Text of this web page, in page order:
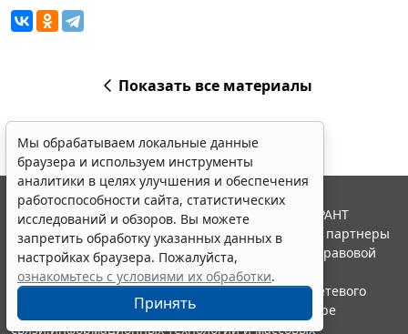
Показать все материалы
Мы обрабатываем локальные данные
браузера и используем инструменты
аналитики в целях улучшения и обеспечения
работоспособности сайта, статистических
исследований и обзоров. Вы можете
запретить обработку указанных данных в
настройках браузера. Пожалуйста,
ознакомьтесь с условиями их обработки.
Принять
© ООО "НПП "ГАРАНТ-СЕРВИС", 2026. Система ГАРАНТ
выпускается с 1990 года. Компания "Гарант" и ее партнеры
являются участниками Российской ассоциации правовой
информации ГАРАНТ.
Портал ГАРАНТ.РУ зарегистрирован в качестве сетевого
издания Федеральной службой по надзору в сфере
связи,информационных технологий и массовых